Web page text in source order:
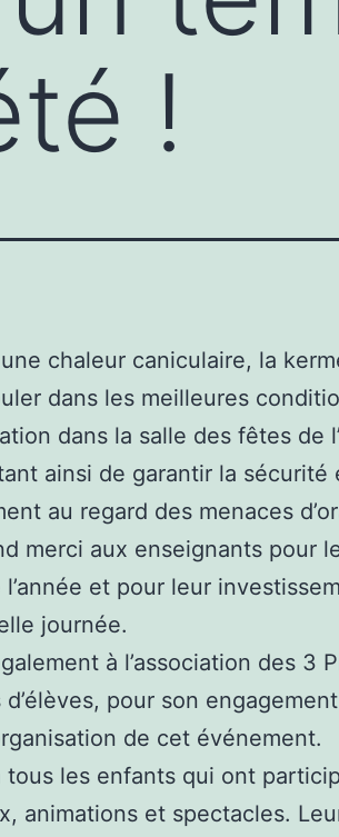
!
chaleur caniculaire, la
dans les meilleures
dans la salle des fêtes de
ainsi de garantir la
au regard des menaces
merci aux enseignants pour
l’année et pour leur
journée.
à l’association des 3
d’élèves, pour son
de cet événement.
tous les enfants qui ont
animations et spectacles.